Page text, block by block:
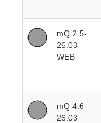
mQ 2.5-
26.03
WEB
mQ 4.6-
26.03